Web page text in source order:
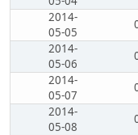
2014-
05-05
2014-
05-06
2014-
05-07
2014-
05-08